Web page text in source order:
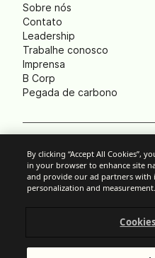
Sobre nós
Contato
Leadership
Trabalhe conosco
Imprensa
B Corp
Pegada de carbono
Cookies
Política anti-spam
Política de privacidade
Termos e Condições
Divulgação responsável
By clicking “Accept All Cookies”,
in your browser to enhance site
and provide our ad partners
personalization and measurement.